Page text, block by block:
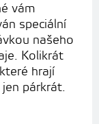
vám
speciální
našeho
Kolikrát
hrají
párkrát.